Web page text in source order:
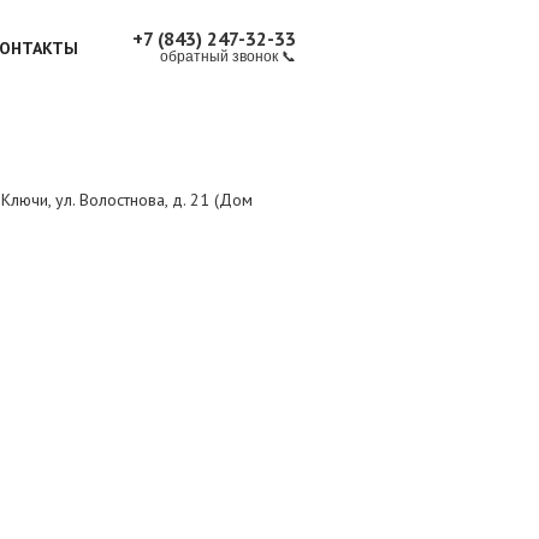
+7 (843) 247-32-33
обратный звонок 📞